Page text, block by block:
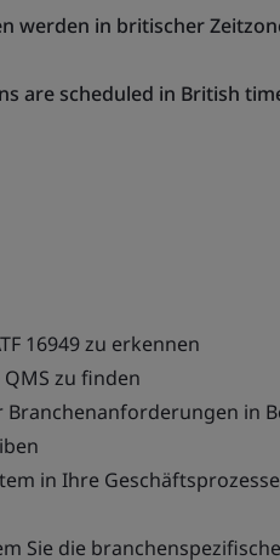
werden in britischer
are scheduled in British
16949 zu erkennen
zu finden
in
in Ihre
Sie die